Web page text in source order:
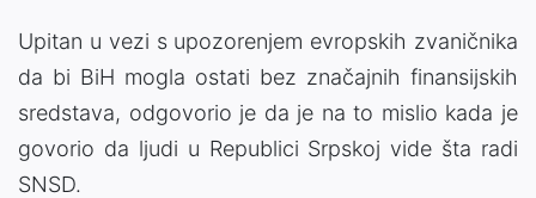
Upitan u vezi s upozorenjem evropskih zvaničnika
da bi BiH mogla ostati bez značajnih finansijskih
sredstava, odgovorio je da je na to mislio kada je
govorio da ljudi u Republici Srpskoj vide šta radi
SNSD.